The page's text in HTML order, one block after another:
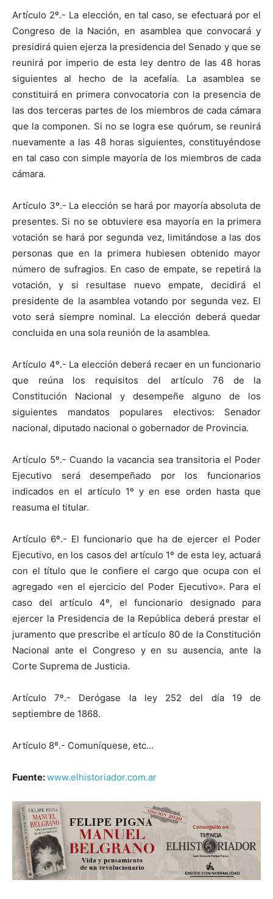
Artículo 2º.- La elección, en tal caso, se efectuará por el
Congreso de la Nación, en asamblea que convocará y
presidirá quien ejerza la presidencia del Senado y que se
reunirá por imperio de esta ley dentro de las 48 horas
siguientes al hecho de la acefalía. La asamblea se
constituirá en primera convocatoria con la presencia de
las dos terceras partes de los miembros de cada cámara
que la componen. Si no se logra ese quórum, se reunirá
nuevamente a las 48 horas siguientes, constituyéndose
en tal caso con simple mayoría de los miembros de cada
cámara.
Artículo 3º.- La elección se hará por mayoría absoluta de
presentes. Si no se obtuviere esa mayoría en la primera
votación se hará por segunda vez, limitándose a las dos
personas que en la primera hubiesen obtenido mayor
número de sufragios. En caso de empate, se repetirá la
votación, y si resultase nuevo empate, decidirá el
presidente de la asamblea votando por segunda vez. El
voto será siempre nominal. La elección deberá quedar
concluida en una sola reunión de la asamblea.
Artículo 4º.- La elección deberá recaer en un funcionario
que reúna los requisitos del artículo 76 de la
Constitución Nacional y desempeñe alguno de los
siguientes mandatos populares electivos: Senador
nacional, diputado nacional o gobernador de Provincia.
Artículo 5º.- Cuando la vacancia sea transitoria el Poder
Ejecutivo será desempeñado por los funcionarios
indicados en el artículo 1º y en ese orden hasta que
reasuma el titular.
Artículo 6º.- El funcionario que ha de ejercer el Poder
Ejecutivo, en los casos del artículo 1º de esta ley, actuará
con el título que le confiere el cargo que ocupa con el
agregado «en el ejercicio del Poder Ejecutivo». Para el
caso del artículo 4º, el funcionario designado para
ejercer la Presidencia de la República deberá prestar el
juramento que prescribe el artículo 80 de la Constitución
Nacional ante el Congreso y en su ausencia, ante la
Corte Suprema de Justicia.
Artículo 7º.- Derógase la ley 252 del día 19 de
septiembre de 1868.
Artículo 8º.- Comuníquese, etc…
Fuente:www.elhistoriador.com.ar